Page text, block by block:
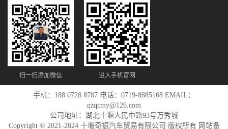
扫一扫添加微信 进入手机官网
手机：188 0728 8787 电话：0719-8885168 EMAIL：
qzqcmy@126.com
公司地址：湖北十堰人民中路93号万秀城
Copyright © 2021-2024 十堰奇振汽车贸易有限公司 版权所有 网站备